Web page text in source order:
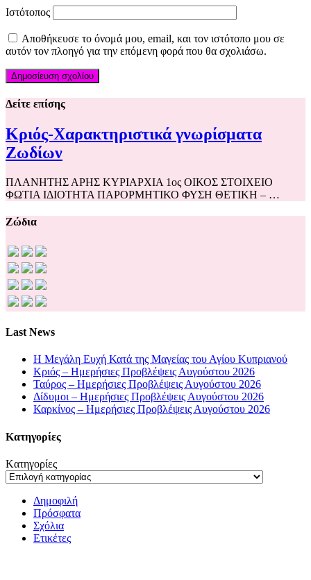
Ιστότοπος
Αποθήκευσε το όνομά μου, email, και τον ιστότοπο μου σε
αυτόν τον πλοηγό για την επόμενη φορά που θα σχολιάσω.
Δείτε επίσης
Κριός-Χαρακτηριστικά γνωρίσματα
Ζωδίων
ΠΛΑΝΗΤΗΣ ΑΡΗΣ ΚΥΡΙΑΡΧΙΑ 1ος ΟΙΚΟΣ ΣΤΟΙΧΕΙΟ
ΦΩΤΙΑ ΙΔΙΟΤΗΤΑ ΠΑΡΟΡΜΗΤΙΚΟ ΦΥΣΗ ΘΕΤΙΚΗ – …
Ζώδια
Last News
Η Μεγάλη Ευχή Κατά της Μαγείας του Αγίου Κυπριανού
Κριός – Ημερήσιες Προβλέψεις Αυγούστου 2026
Ταύρος – Ημερήσιες Προβλέψεις Αυγούστου 2026
Δίδυμοι – Ημερήσιες Προβλέψεις Αυγούστου 2026
Καρκίνος – Ημερήσιες Προβλέψεις Αυγούστου 2026
Kατηγορίες
Kατηγορίες
Δημοφιλή
Πρόσφατα
Σχόλια
Ετικέτες